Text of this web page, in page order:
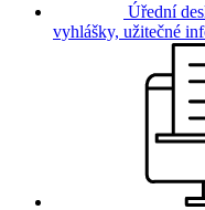
Úřední
vyhlášky, užitečné